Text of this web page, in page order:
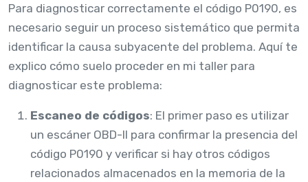
Para diagnosticar correctamente el código P0190, es
necesario seguir un proceso sistemático que permita
identificar la causa subyacente del problema. Aquí te
explico cómo suelo proceder en mi taller para
diagnosticar este problema:
Escaneo de códigos: El primer paso es utilizar
un escáner OBD-II para confirmar la presencia del
código P0190 y verificar si hay otros códigos
relacionados almacenados en la memoria de la